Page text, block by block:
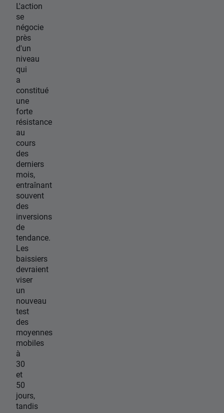
L'action
se
négocie
près
d'un
niveau
qui
a
constitué
une
forte
résistance
au
cours
des
derniers
mois,
entraînant
souvent
des
inversions
de
tendance.
Les
baissiers
devraient
viser
un
nouveau
test
des
moyennes
mobiles
à
30
et
50
jours,
tandis